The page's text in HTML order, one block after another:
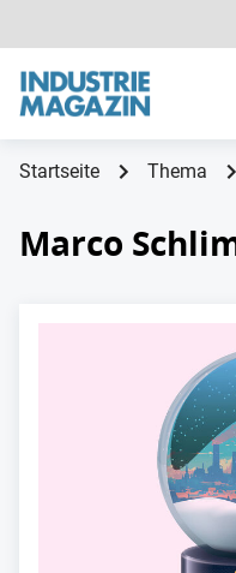
Startseite Thema
Marco